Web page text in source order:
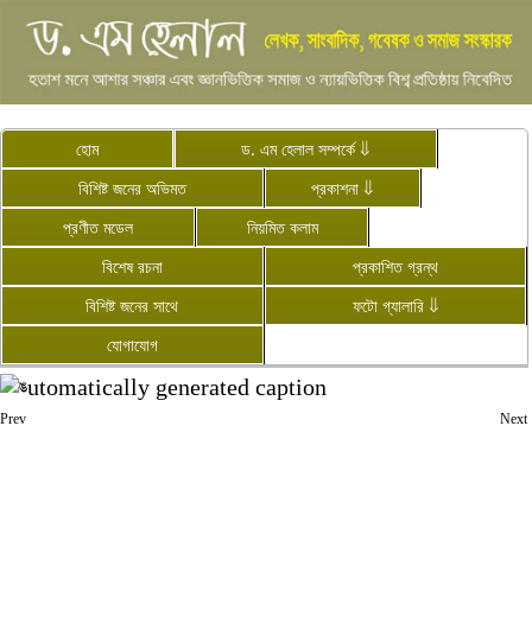
হোম
ড. এম হেলাল সম্পর্কে ⇓
বিশিষ্ট জনের অভিমত
প্রকাশনা ⇓
প্রণীত মডেল
নিয়মিত কলাম
বিশেষ রচনা
প্রকাশিত গ্রন্থ
বিশিষ্ট জনের সাথে
ফটো গ্যালারি ⇓
যোগাযোগ
Prev Next